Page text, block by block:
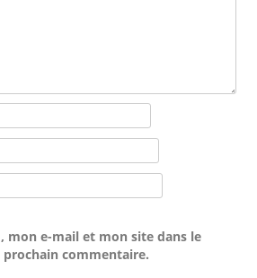
mon e-mail et mon site dans le
commentaire.